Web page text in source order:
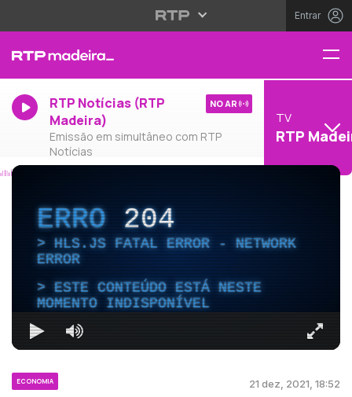
Entrar
RTP Notícias (RTP
Madeira)
Emissão em simultâneo com RTP
Notícias
NO AR
TV
RTP
ERRO204
HLS.JS FATAL ERROR - NETWORK
ERROR
ESTE CONTEÚDO ESTÁ NESTE
MOMENTO INDISPONÍVEL
ECONOMIA 21 dez, 2021, 18:52